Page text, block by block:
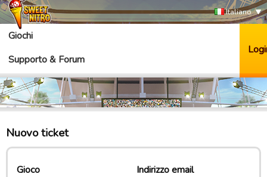
Italiano
Giochi
Supporto & Forum
Nuovo ticket
Indirizzo email
Gioco